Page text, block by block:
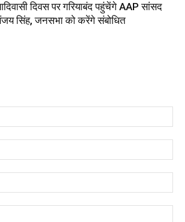
दिवस पर गरियाबंद पहुंचेंगे AAP सांसद
सिंह, जनसभा को करेंगे संबोधित